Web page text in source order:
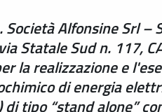
Alfonsine Srl –
Statale Sud n. 117,
la realizzazione e
di energia
di tipo “stand alone”